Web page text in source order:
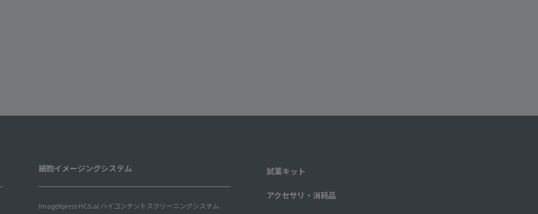
細胞イメージングシステム
ImageXpress HCS.ai ハイコンテントスクリーニングシステム
試薬キット
アクセサリ・消耗品